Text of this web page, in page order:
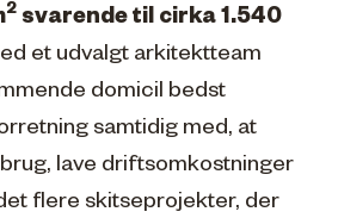
2 svarende til cirka 1.540
et udvalgt arkitektteam
domicil bedst
samtidig med, at
lave driftsomkostninger
flere skitseprojekter, der